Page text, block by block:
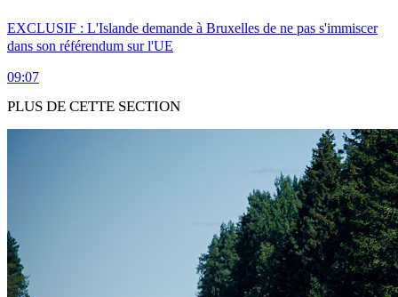
EXCLUSIF : L'Islande demande à Bruxelles de ne pas s'immiscer
dans son référendum sur l'UE
09:07
PLUS DE CETTE SECTION